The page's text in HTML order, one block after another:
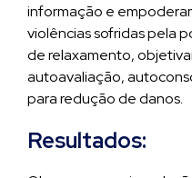
informação e
violências sofridas pela
de relaxamento,
autoavaliação,
para redução de danos.
Resultados: